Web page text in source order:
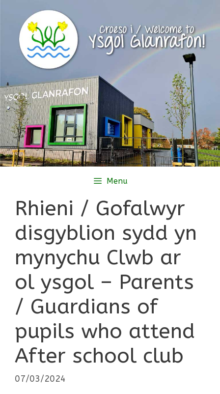
content
Menu
Rhieni / Gofalwyr
disgyblion sydd yn
mynychu Clwb ar
ol ysgol – Parents
/ Guardians of
pupils who attend
After school club
07/03/2024